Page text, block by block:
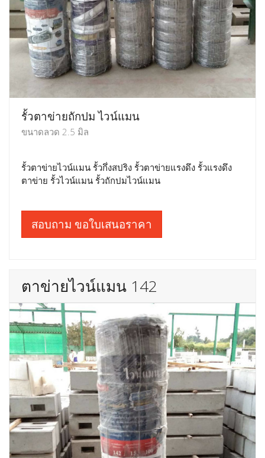
รั้วตาข่ายถักปม ไวน์แมน
ขนาดลวด 2.5 มิล
รั้วตาข่ายไวน์แมน รั้วกึ่งสปริง รั้วตาข่ายแรงดึง รั้วแรงดึง
ตาข่าย รั้วไวน์แมน รั้วถักปมไวน์แมน
สอบถาม ขอใบเสนอราคา
ตาข่ายไวน์แมน 142